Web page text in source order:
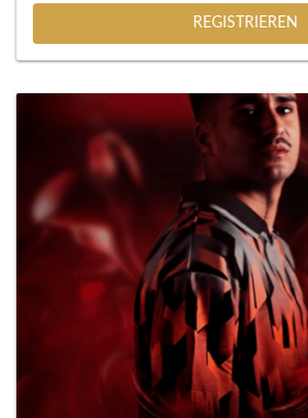
REGISTRIEREN